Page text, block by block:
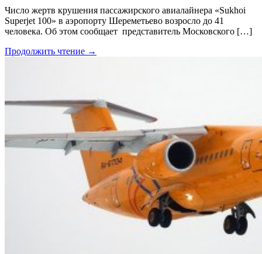
Число жертв крушения пассажирского авиалайнера «Sukhoi
Superjet 100» в аэропорту Шереметьево возросло до 41
человека. Об этом сообщает представитель Московского […]
Продолжить чтение →